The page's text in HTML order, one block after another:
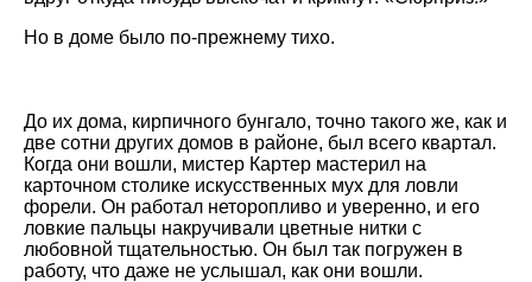
Но в доме было по-прежнему тихо.
До их дома, кирпичного бунгало, точно такого же, как и
две сотни других домов в районе, был всего квартал.
Когда они вошли, мистер Картер мастерил на
карточном столике искусственных мух для ловли
форели. Он работал неторопливо и уверенно, и его
ловкие пальцы накручивали цветные нитки с
любовной тщательностью. Он был так погружен в
работу, что даже не услышал, как они вошли.